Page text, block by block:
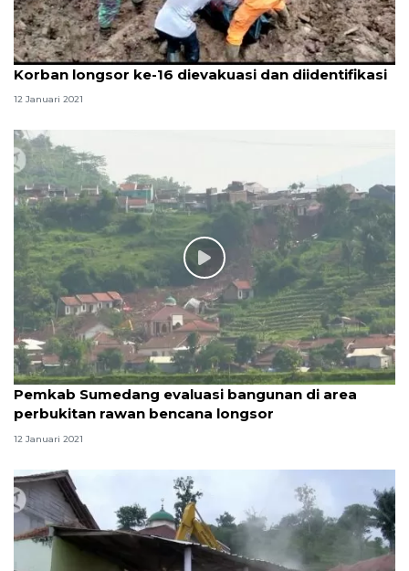
Korban longsor ke-16 dievakuasi dan diidentifikasi
12 Januari 2021
Pemkab Sumedang evaluasi bangunan di area
perbukitan rawan bencana longsor
12 Januari 2021